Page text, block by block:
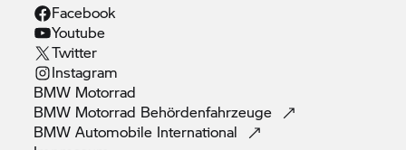
Facebook
Youtube
Twitter
Instagram
BMW Motorrad
BMW Motorrad Behördenfahrzeuge
BMW Automobile International